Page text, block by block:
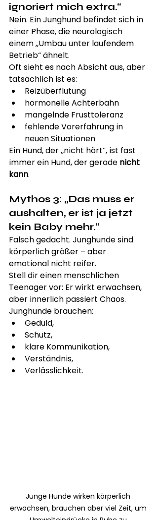
ignoriert mich extra.“
Nein. Ein Junghund befindet sich in
einer Phase, die neurologisch
einem „Umbau unter laufendem
Betrieb“ ähnelt.
Oft sieht es nach Absicht aus, aber
tatsächlich ist es:
Reizüberflutung
hormonelle Achterbahn
mangelnde Frusttoleranz
fehlende Vorerfahrung in
neuen Situationen
Ein Hund, der „nicht hört“, ist fast
immer ein Hund, der gerade nicht
kann.
Mythos 3: „Das muss er
aushalten, er ist ja jetzt
kein Baby mehr.“
Falsch gedacht. Junghunde sind
körperlich größer – aber
emotional nicht reifer.
Stell dir einen menschlichen
Teenager vor: Er wirkt erwachsen,
aber innerlich passiert Chaos.
Junghunde brauchen:
Geduld,
Schutz,
klare Kommunikation,
Verständnis,
Verlässlichkeit.
Junge Hunde wirken körperlich
erwachsen, brauchen aber viel Zeit, um